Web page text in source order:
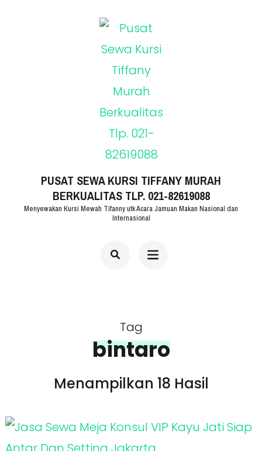
PUSAT SEWA KURSI TIFFANY MURAH
BERKUALITAS TLP. 021-82619088
Menyewakan Kursi Mewah Tifanny utk Acara Jamuan Makan Nasional dan
Internasional
Tag
bintaro
Menampilkan 18 Hasil